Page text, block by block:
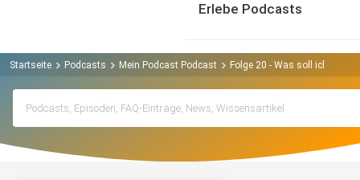
Erlebe Podcasts
Startseite Podcasts Mein Podcast Podcast Folge 20 - Was soll ich nach